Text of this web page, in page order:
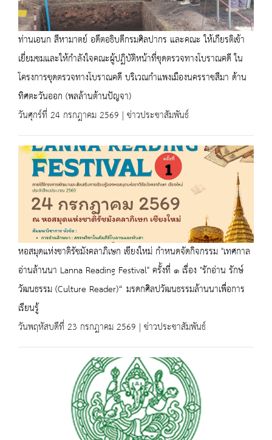
ท่านเอนก สีหามาตย์ อดีตอธิบดีกรมศิลปากร และคณะ ให้เกียรติเข้า
เยี่ยมชมและให้กำลังใจคณะผู้ปฏิบัติหน้าที่ขุดตรวจทางโบราณคดี ใน
โครงการขุดตรวจทางโบราณคดี บริเวณกำแพงเมืองนครราชสีมา ด้าน
ทิศตะวันออก (พลล้านต้านปัญจา)
วันศุกร์ที่ 24 กรกฎาคม 2569 | ข่าวประชาสัมพันธ์
หอสมุดแห่งชาติรัชมังคลาภิเษก เชียงใหม่ กำหนดจัดกิจกรรม "เทศกาล
อ่านล้านนา Lanna Reading Festival" ครั้งที่ ๑ เรื่อง "รักอ่าน รักษ์
วัฒนธรรม (Culture Reader)“ มรดกศิลปวัฒนธรรมล้านนาเพื่อการ
เรียนรู้
วันพฤหัสบดีที่ 23 กรกฎาคม 2569 | ข่าวประชาสัมพันธ์